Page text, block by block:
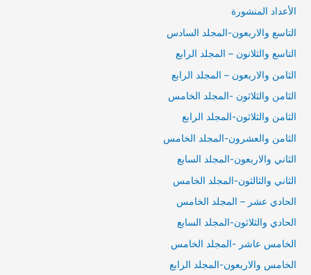
الأعداد المنشورة
التاسع والاربعون-المجلد السادس
التاسع والثلانون – المجلد الرابع
الثامن والاربعون – المجلد الرابع
الثامن والثلاثون -المجلد الخامس
الثامن والثلاثون-المجلد الرابع
الثامن والعشرون-المجلد الخامس
الثاني والاربعون-المجلد السابع
الثاني والثالثون-المجلد الخامس
الحادي عشر – المجلد الخامس
الحادي والثلاثون-المجلد السابع
الخامس عاشر -المجلد الخامس
الخامس والاربعون-المجلد الرابع